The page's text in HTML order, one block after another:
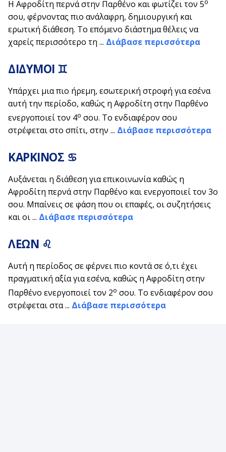
Η Αφροδίτη περνά στην Παρθένο και φωτίζει τον 5
σου, φέρνοντας πιο ανάλαφρη, δημιουργική και
ερωτική διάθεση. Το επόμενο διάστημα θέλεις να
χαρείς περισσότερο τη ... Διάβασε περισσότερα
ΔΙΔΥΜΟΙ ♊
Υπάρχει μια πιο ήρεμη, εσωτερική στροφή για εσένα
αυτή την περίοδο, καθώς η Αφροδίτη στην Παρθένο
ενεργοποιεί τον 4ο σου. Το ενδιαφέρον σου
στρέφεται στο σπίτι, στην ... Διάβασε περισσότερα
ΚΑΡΚΙΝΟΣ ♋
Αυξάνεται η διάθεση για επικοινωνία καθώς η
Αφροδίτη περνά στην Παρθένο και ενεργοποιεί τον 3ο
σου. Μπαίνεις σε φάση που οι επαφές, οι συζητήσεις
και οι ... Διάβασε περισσότερα
ΛΕΩΝ ♌
Αυτή η περίοδος σε φέρνει πιο κοντά σε ό,τι έχει
πραγματική αξία για εσένα, καθώς η Αφροδίτη στην
Παρθένο ενεργοποιεί τον 2ο σου. Το ενδιαφέρον σου
στρέφεται στα ... Διάβασε περισσότερα